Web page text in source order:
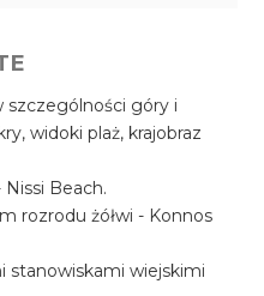
szczególności góry i
widoki plaż, krajobraz
Beach.
rozrodu żółwi - Konnos
stanowiskami wiejskimi